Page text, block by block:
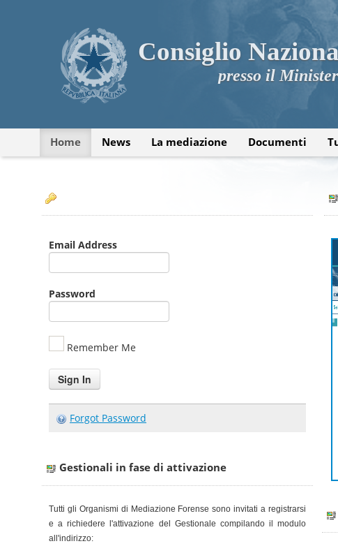
Consiglio
presso il
Home News La mediazione Documenti
Email Address
Password
Remember Me
Forgot Password
Gestionali in fase di attivazione
Tutti gli Organismi di Mediazione Forense sono invitati a registrarsi
e a richiedere l'attivazione del Gestionale compilando il modulo
all'indirizzo: